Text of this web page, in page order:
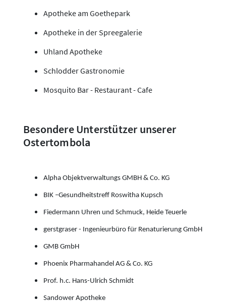
Apotheke am Goethepark
Apotheke in der Spreegalerie
Uhland Apotheke
Schlodder Gastronomie
Mosquito Bar - Restaurant - Cafe
Besondere Unterstützer unserer
Ostertombola
Alpha Objektverwaltungs GMBH & Co. KG
BIK –Gesundheitstreff Roswitha Kupsch
Fiedermann Uhren und Schmuck, Heide Teuerle
gerstgraser - Ingenieurbüro für Renaturierung GmbH
GMB GmbH
Phoenix Pharmahandel AG & Co. KG
Prof. h.c. Hans-Ulrich Schmidt
Sandower Apotheke